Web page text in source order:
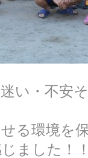
い・不安
る環境を
ました！